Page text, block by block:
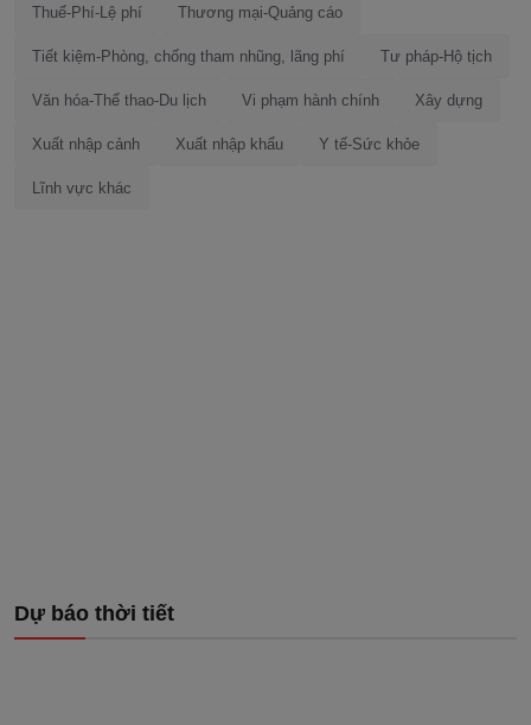
Thuế-Phí-Lệ phí Thương mại-Quảng cáo
Tiết kiệm-Phòng, chống tham nhũng, lãng phí Tư pháp-Hộ tịch
Văn hóa-Thể thao-Du lịch Vi phạm hành chính Xây dựng
Xuất nhập cảnh Xuất nhập khẩu Y tế-Sức khỏe
Lĩnh vực khác
Dự báo thời tiết